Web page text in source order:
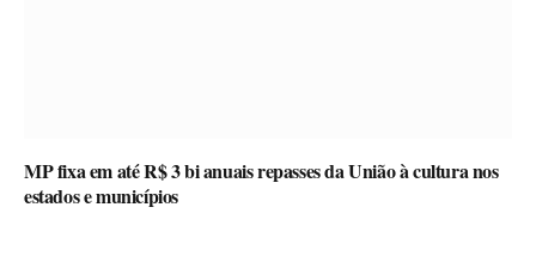
MP fixa em até R$ 3 bi anuais repasses da União à cultura nos
estados e municípios